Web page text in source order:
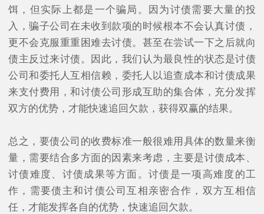
饵，但实际上都是一个骗局。因为讨债需要大量的投
入，骗子公司在未收到款项的时候根本不会认真讨债，
更不会克服重重困难去讨债。甚至在尝试一下之后就向
债主反过来讨债。因此，我们认为最良性的状态是讨债
公司和委托人互相信赖，委托人以追查成本和讨债成果
来支付费用，和讨债公司形成互助的集合体，充分发挥
双方的优势，才能快速追回欠款，获得双赢的结果。
总之，要债公司的收费标准一般很难用具体的数量来衡
量，需要结合多方面的因素来考虑，主要是讨债成本、
讨债难度、讨债成果等方面。讨债是一项高难度的工
作，需要债主和讨债公司互相亲密合作，双方互相信
任，才能发挥各自的优势，快速追回欠款。